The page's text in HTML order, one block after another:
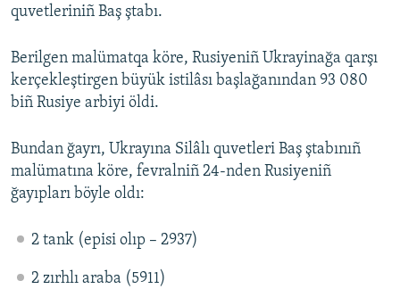
quvetleriniñ Baş ştabı.
Berilgen malümatqa köre, Rusiyeniñ Ukrayinağa qarşı
kerçekleştirgen büyük istilâsı başlağanından 93 080
biñ Rusiye arbiyi öldi.
Bundan ğayrı, Ukrayına Silâlı quvetleri Baş ştabınıñ
malümatına köre, fevralniñ 24-nden Rusiyeniñ
ğayıpları böyle oldı:
2 tank (episi olıp – 2937)
2 zırhlı araba (5911)